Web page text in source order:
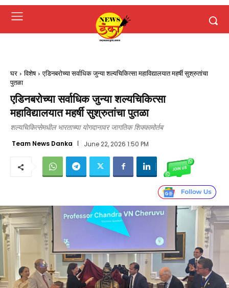
घर विशेष
एडिनबरोच्या सर्वाधिक जुन्या शल्यचिकित्सा महाविद्यालयात महर्षी सुश्रुतांचा
पुतळा
एडिनबरोच्या सर्वाधिक जुन्या शल्यचिकित्सा
महाविद्यालयात महर्षी सुश्रुतांचा पुतळा
शल्यचिकित्सेमधील भारताच्या योगदानावर जागतिक शिक्कामोर्तब
Team News Danka June 22, 2026 1:50 PM